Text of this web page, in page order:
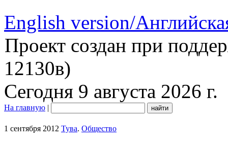
English version/
Проект создан при
12130в)
Сегодня 9 августа 2026 г.
На главную |
1 сентября 2012 Тува. Общество